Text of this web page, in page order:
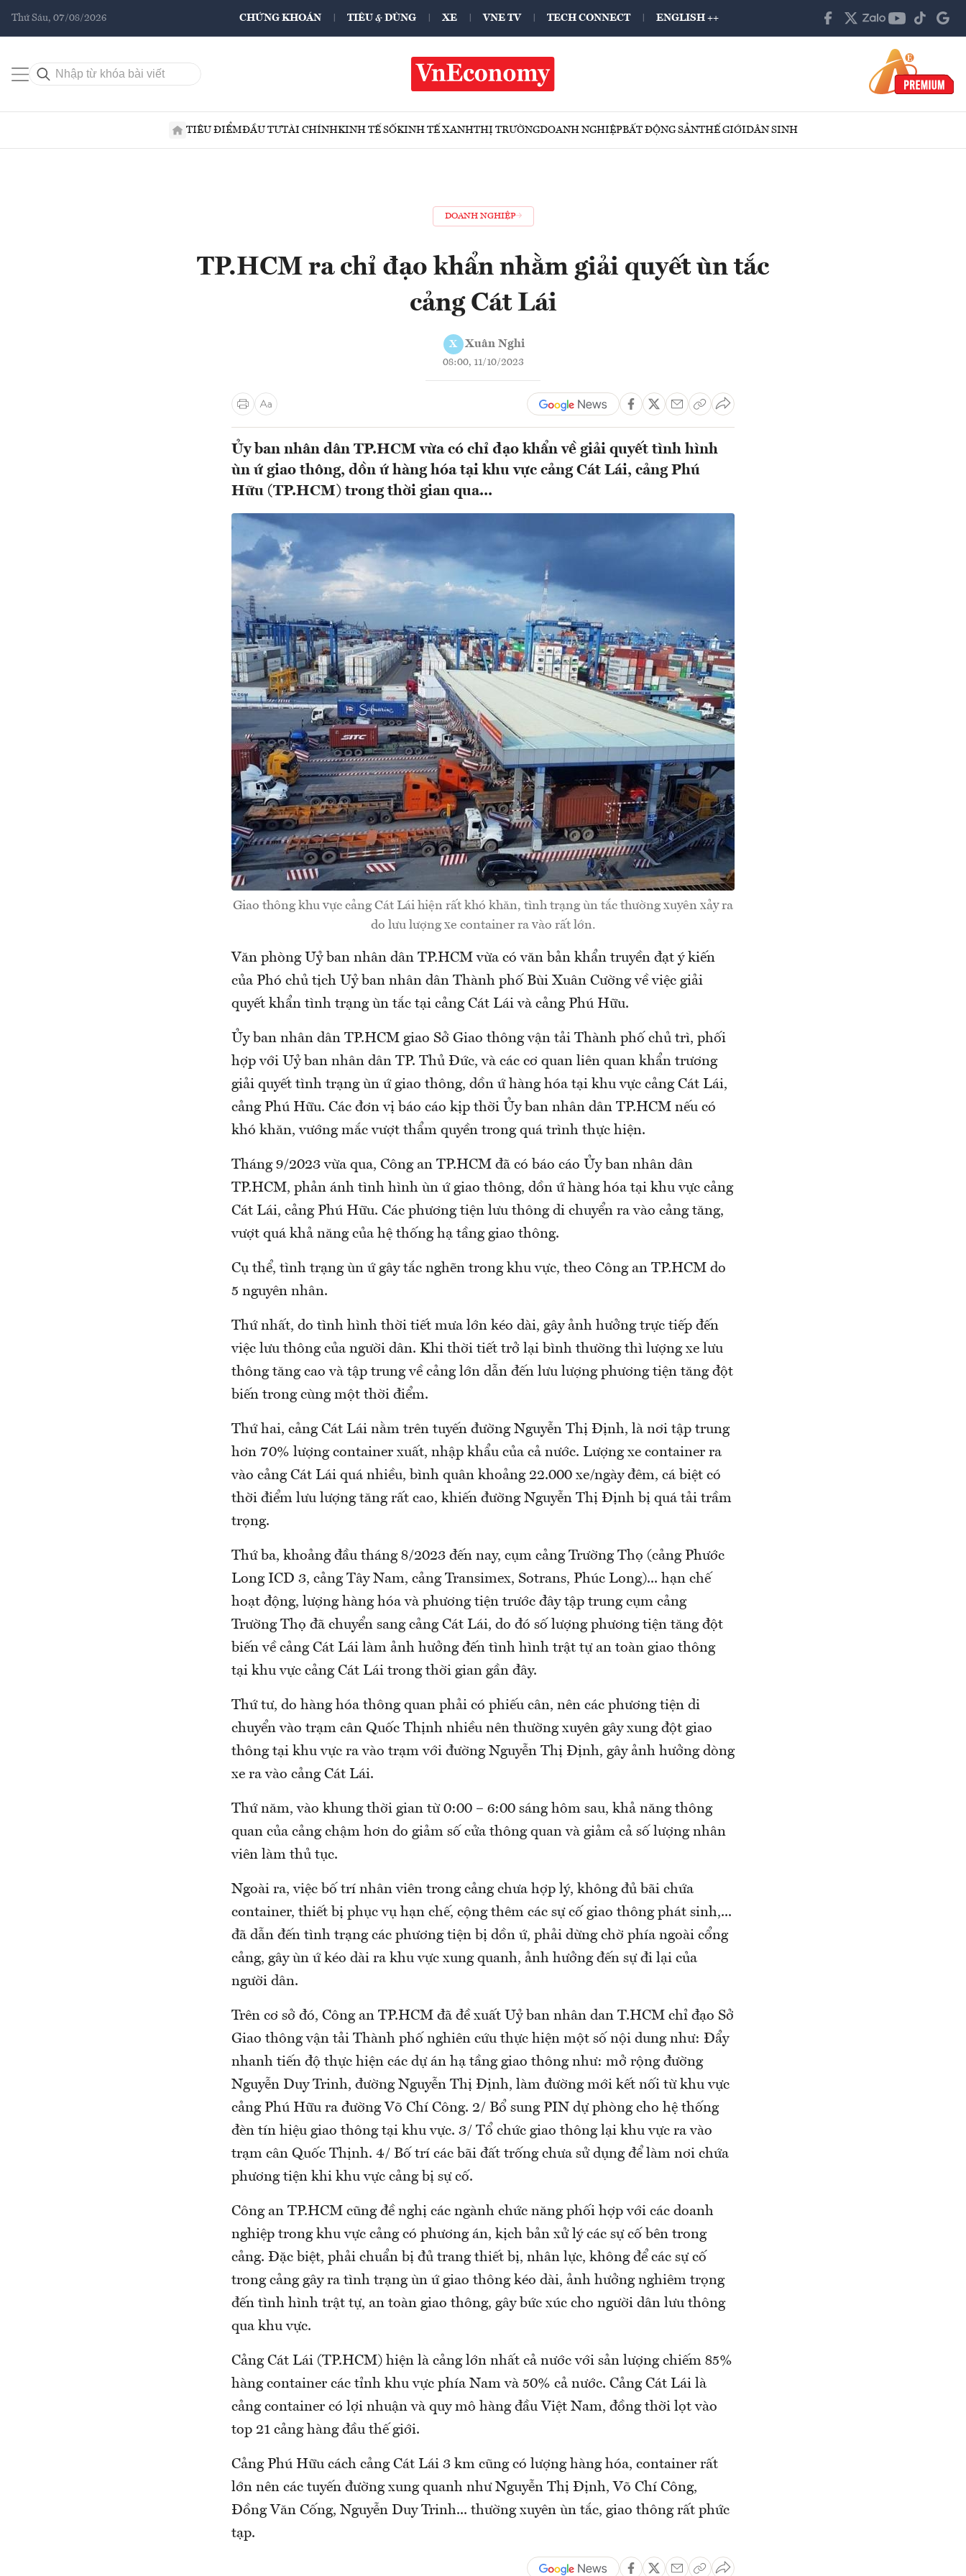
Thứ Sáu, 07/08/2026 CHỨNG KHOÁN TIÊU & DÙNG XE VNE TV TECH CONNECT ENGLISH ++
TIÊU ĐIỂMĐẦU TƯTÀI CHÍNHKINH TẾ SỐKINH TẾ XANHTHỊ TRƯỜNGDOANH NGHIỆPBẤT ĐỘNG SẢNTHẾ GIỚIDÂN SINH
DOANH NGHIỆP
TP.HCM ra chỉ đạo khẩn nhằm giải quyết ùn tắc
cảng Cát Lái
X Xuân Nghi
08:00, 11/10/2023
Ủy ban nhân dân TP.HCM vừa có chỉ đạo khẩn về giải quyết tình hình
ùn ứ giao thông, dồn ứ hàng hóa tại khu vực cảng Cát Lái, cảng Phú
Hữu (TP.HCM) trong thời gian qua...
Giao thông khu vực cảng Cát Lái hiện rất khó khăn, tình trạng ùn tắc thường xuyên xảy ra
do lưu lượng xe container ra vào rất lớn.
Văn phòng Uỷ ban nhân dân TP.HCM vừa có văn bản khẩn truyền đạt ý kiến
của Phó chủ tịch Uỷ ban nhân dân Thành phố Bùi Xuân Cường về việc giải
quyết khẩn tình trạng ùn tắc tại cảng Cát Lái và cảng Phú Hữu.
Ủy ban nhân dân TP.HCM giao Sở Giao thông vận tải Thành phố chủ trì, phối
hợp với Uỷ ban nhân dân TP. Thủ Đức, và các cơ quan liên quan khẩn trương
giải quyết tình trạng ùn ứ giao thông, dồn ứ hàng hóa tại khu vực cảng Cát Lái,
cảng Phú Hữu. Các đơn vị báo cáo kịp thời Ủy ban nhân dân TP.HCM nếu có
khó khăn, vướng mắc vượt thẩm quyền trong quá trình thực hiện.
Tháng 9/2023 vừa qua, Công an TP.HCM đã có báo cáo Ủy ban nhân dân
TP.HCM, phản ánh tình hình ùn ứ giao thông, dồn ứ hàng hóa tại khu vực cảng
Cát Lái, cảng Phú Hữu. Các phương tiện lưu thông di chuyển ra vào cảng tăng,
vượt quá khả năng của hệ thống hạ tầng giao thông.
Cụ thể, tình trạng ùn ứ gây tắc nghẽn trong khu vực, theo Công an TP.HCM do
5 nguyên nhân.
Thứ nhất, do tình hình thời tiết mưa lớn kéo dài, gây ảnh hưởng trực tiếp đến
việc lưu thông của người dân. Khi thời tiết trở lại bình thường thì lượng xe lưu
thông tăng cao và tập trung về cảng lớn dẫn đến lưu lượng phương tiện tăng đột
biến trong cùng một thời điểm.
Thứ hai, cảng Cát Lái nằm trên tuyến đường Nguyễn Thị Định, là nơi tập trung
hơn 70% lượng container xuất, nhập khẩu của cả nước. Lượng xe container ra
vào cảng Cát Lái quá nhiều, bình quân khoảng 22.000 xe/ngày đêm, cá biệt có
thời điểm lưu lượng tăng rất cao, khiến đường Nguyễn Thị Định bị quá tải trầm
trọng.
Thứ ba, khoảng đầu tháng 8/2023 đến nay, cụm cảng Trường Thọ (cảng Phước
Long ICD 3, cảng Tây Nam, cảng Transimex, Sotrans, Phúc Long)... hạn chế
hoạt động, lượng hàng hóa và phương tiện trước đây tập trung cụm cảng
Trường Thọ đã chuyển sang cảng Cát Lái, do đó số lượng phương tiện tăng đột
biến về cảng Cát Lái làm ảnh hưởng đến tình hình trật tự an toàn giao thông
tại khu vực cảng Cát Lái trong thời gian gần đây.
Thứ tư, do hàng hóa thông quan phải có phiếu cân, nên các phương tiện di
chuyển vào trạm cân Quốc Thịnh nhiều nên thường xuyên gây xung đột giao
thông tại khu vực ra vào trạm với đường Nguyễn Thị Định, gây ảnh hưởng dòng
xe ra vào cảng Cát Lái.
Thứ năm, vào khung thời gian từ 0:00 – 6:00 sáng hôm sau, khả năng thông
quan của cảng chậm hơn do giảm số cửa thông quan và giảm cả số lượng nhân
viên làm thủ tục.
Ngoài ra, việc bố trí nhân viên trong cảng chưa hợp lý, không đủ bãi chứa
container, thiết bị phục vụ hạn chế, cộng thêm các sự cố giao thông phát sinh,...
đã dẫn đến tình trạng các phương tiện bị dồn ứ, phải dừng chờ phía ngoài cổng
cảng, gây ùn ứ kéo dài ra khu vực xung quanh, ảnh hưởng đến sự đi lại của
người dân.
Trên cơ sở đó, Công an TP.HCM đã đề xuất Uỷ ban nhân dan T.HCM chỉ đạo Sở
Giao thông vận tải Thành phố nghiên cứu thực hiện một số nội dung như: Đẩy
nhanh tiến độ thực hiện các dự án hạ tầng giao thông như: mở rộng đường
Nguyễn Duy Trinh, đường Nguyễn Thị Định, làm đường mới kết nối từ khu vực
cảng Phú Hữu ra đường Võ Chí Công. 2/ Bổ sung PIN dự phòng cho hệ thống
đèn tín hiệu giao thông tại khu vực. 3/ Tổ chức giao thông lại khu vực ra vào
trạm cân Quốc Thịnh. 4/ Bố trí các bãi đất trống chưa sử dụng để làm nơi chứa
phương tiện khi khu vực cảng bị sự cố.
Công an TP.HCM cũng đề nghị các ngành chức năng phối hợp với các doanh
nghiệp trong khu vực cảng có phương án, kịch bản xử lý các sự cố bên trong
cảng. Đặc biệt, phải chuẩn bị đủ trang thiết bị, nhân lực, không để các sự cố
trong cảng gây ra tình trạng ùn ứ giao thông kéo dài, ảnh hưởng nghiêm trọng
đến tình hình trật tự, an toàn giao thông, gây bức xúc cho người dân lưu thông
qua khu vực.
Cảng Cát Lái (TP.HCM) hiện là cảng lớn nhất cả nước với sản lượng chiếm 85%
hàng container các tỉnh khu vực phía Nam và 50% cả nước. Cảng Cát Lái là
cảng container có lợi nhuận và quy mô hàng đầu Việt Nam, đồng thời lọt vào
top 21 cảng hàng đầu thế giới.
Cảng Phú Hữu cách cảng Cát Lái 3 km cũng có lượng hàng hóa, container rất
lớn nên các tuyến đường xung quanh như Nguyễn Thị Định, Võ Chí Công,
Đồng Văn Cống, Nguyễn Duy Trinh... thường xuyên ùn tắc, giao thông rất phức
tạp.